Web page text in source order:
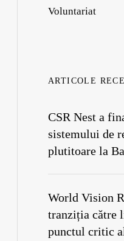
Voluntariat
ARTICOLE
CSR Nest a
sistemului de
plutitoare la
World Vision
tranziția către
punctul critic